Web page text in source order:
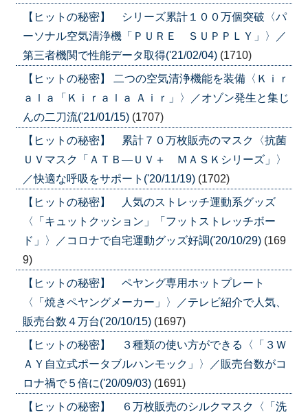
【ヒットの秘密】 シリーズ累計１００万個突破〈パ
ーソナル空気清浄機「ＰＵＲＥ ＳＵＰＰＬＹ」〉／
第三者機関で性能データ取得('21/02/04) (1710)
【ヒットの秘密】 二つの空気清浄機能を装備〈Ｋｉｒ
ａｌａ「Ｋｉｒａｌａ Ａｉｒ」〉／オゾン発生と集じ
んの二刀流('21/01/15) (1707)
【ヒットの秘密】 累計７０万枚販売のマスク〈抗菌
ＵＶマスク「ＡＴＢ―ＵＶ＋ ＭＡＳＫシリーズ」〉
／快適な呼吸をサポート('20/11/19) (1702)
【ヒットの秘密】 人気のストレッチ運動系グッズ
〈「キュットクッション」「フットストレッチボー
ド」〉／コロナで自宅運動グッズ好調('20/10/29) (169
9)
【ヒットの秘密】 ペヤング専用ホットプレート
〈「焼きペヤングメーカー」〉／テレビ紹介で人気、
販売台数４万台('20/10/15) (1697)
【ヒットの秘密】 ３種類の使い方ができる〈「３Ｗ
ＡＹ自立式ポータブルハンモック」〉／販売台数がコ
ロナ禍で５倍に('20/09/03) (1691)
【ヒットの秘密】 ６万枚販売のシルクマスク〈「洗